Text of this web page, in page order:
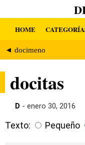
HOME
◄ docimeno
docitas
D - enero 30, 2016
Texto: Pequeño